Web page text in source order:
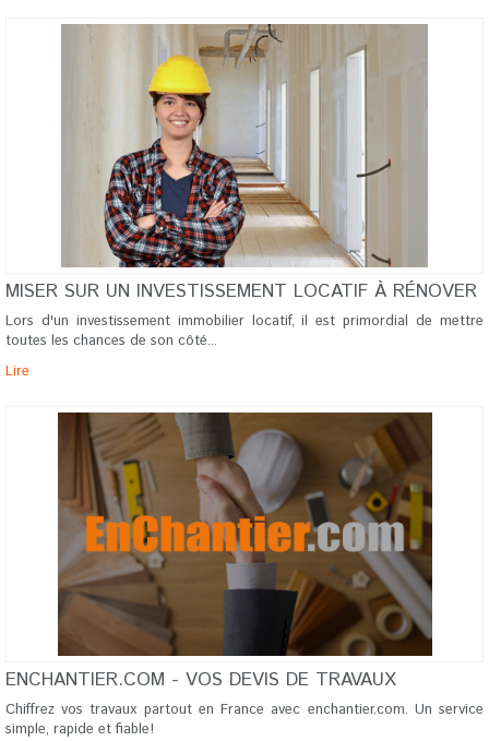
MISER SUR UN INVESTISSEMENT LOCATIF À RÉNOVER
Lors d'un investissement immobilier locatif, il est primordial de mettre
toutes les chances de son côté...
Lire
ENCHANTIER.COM - VOS DEVIS DE TRAVAUX
Chiffrez vos travaux partout en France avec enchantier.com. Un service
simple, rapide et fiable!